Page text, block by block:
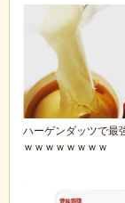
ハーゲンダッツで最
ｗｗｗｗｗｗｗｗ